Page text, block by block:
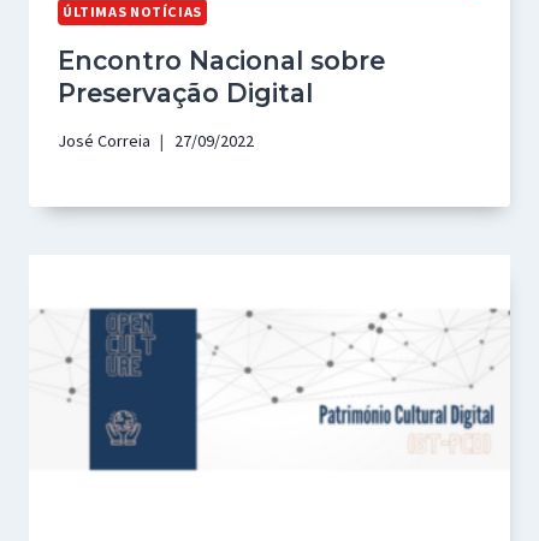
ÚLTIMAS NOTÍCIAS
Encontro Nacional sobre
Preservação Digital
José Correia 27/09/2022